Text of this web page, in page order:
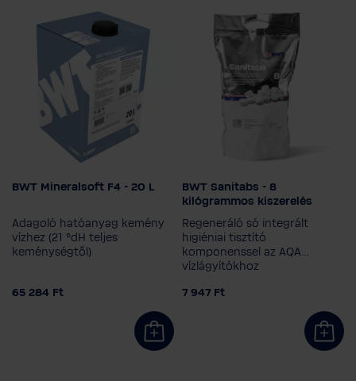
Kiszerelés mérete
BWT Mineralsoft F4 - 20 L
Adagoló hatóanyag kemény
vízhez (21 °dH teljes
keménységtől)
65 284 Ft
BWT Sanitabs - 8
kilógrammos kiszerelés
Regeneráló só integrált
higiéniai tisztító
komponenssel az AQA
vízlágyítókhoz
7 947 Ft